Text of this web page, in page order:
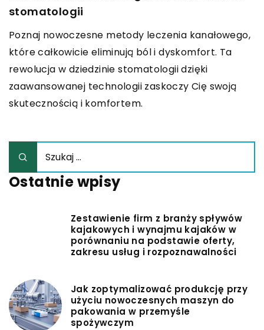
stomatologii
Poznaj nowoczesne metody leczenia kanałowego,
które całkowicie eliminują ból i dyskomfort. Ta
rewolucja w dziedzinie stomatologii dzięki
zaawansowanej technologii zaskoczy Cię swoją
skutecznością i komfortem.
Ostatnie wpisy
Zestawienie firm z branży spływów
kajakowych i wynajmu kajaków w
porównaniu na podstawie oferty,
zakresu usług i rozpoznawalności
Jak zoptymalizować produkcję przy
użyciu nowoczesnych maszyn do
pakowania w przemyśle
spożywczym